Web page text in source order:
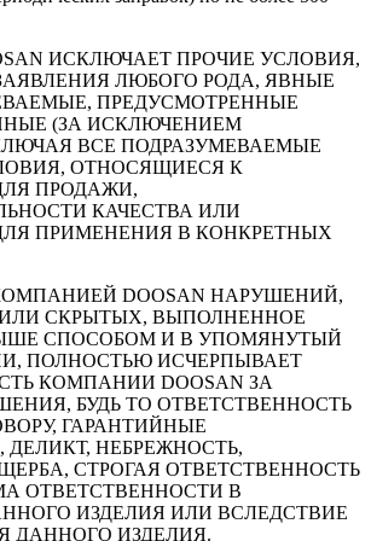
ИСКЛЮЧАЕТ ПРОЧИЕ УСЛОВИЯ,
ЛЮБОГО РОДА, ЯВНЫЕ
ПРЕДУСМОТРЕННЫЕ
(ЗА ИСКЛЮЧЕНИЕМ
ВСЕ ПОДРАЗУМЕВАЕМЫЕ
ОТНОСЯЩИЕСЯ К
ПРОДАЖИ,
КАЧЕСТВА ИЛИ
ПРИМЕНЕНИЯ В КОНКРЕТНЫХ
DOOSAN НАРУШЕНИЙ,
СКРЫТЫХ, ВЫПОЛНЕННОЕ
СПОСОБОМ И В УПОМЯНУТЫЙ
ПОЛНОСТЬЮ ИСЧЕРПЫВАЕТ
КОМПАНИИ DOOSAN ЗА
БУДЬ ТО ОТВЕТСТВЕННОСТЬ
ГАРАНТИЙНЫЕ
ДЕЛИКТ, НЕБРЕЖНОСТЬ,
СТРОГАЯ ОТВЕТСТВЕННОСТЬ
ОТВЕТСТВЕННОСТИ В
ИЗДЕЛИЯ ИЛИ ВСЛЕДСТВИЕ
ДАННОГО ИЗДЕЛИЯ.